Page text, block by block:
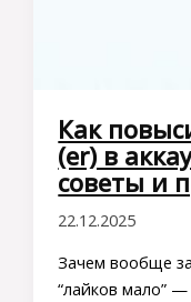
Как
(er) в
советы и
22.12.2025
Зачем вообще
“лайков мало”